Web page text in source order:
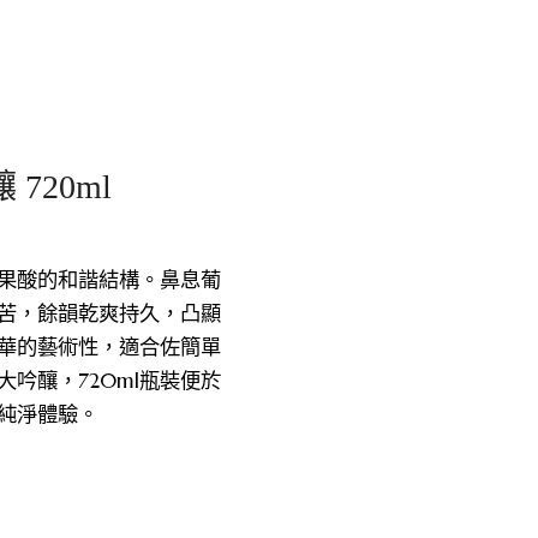
720ml
酸的和諧結構。鼻息葡
，餘韻乾爽持久，凸顯
的藝術性，適合佐簡單
吟釀，720ml瓶裝便於
淨體驗。